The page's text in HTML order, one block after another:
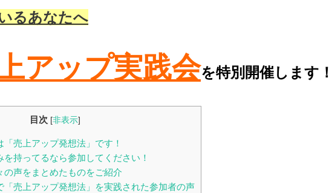
るあなたへ
アップ実践会を特別開催します！
目次 [非表示]
売上アップ発想法」です！
持ってるなら参加してください！
の声をまとめたものをご紹介
「売上アップ発想法」を実践された参加者の声